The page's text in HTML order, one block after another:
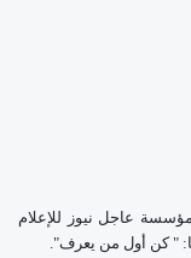
عاجل نيوز للإعلام
" كن أول من يعرف".